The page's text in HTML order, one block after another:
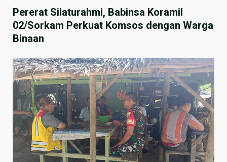
Pererat Silaturahmi, Babinsa Koramil
02/Sorkam Perkuat Komsos dengan Warga
Binaan